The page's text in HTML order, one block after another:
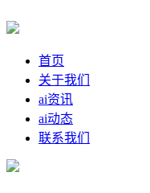
首页
关于我们
ai资讯
ai动态
联系我们